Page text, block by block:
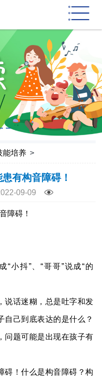
能培养 >
有构音障碍！
09-09
障碍！
“小抖”、“哥哥”说成“的
说话迷糊，总是吐字和发
自己到底表达的是什么？
问题可能是出现在孩子有
碍！什么是构音障碍？构